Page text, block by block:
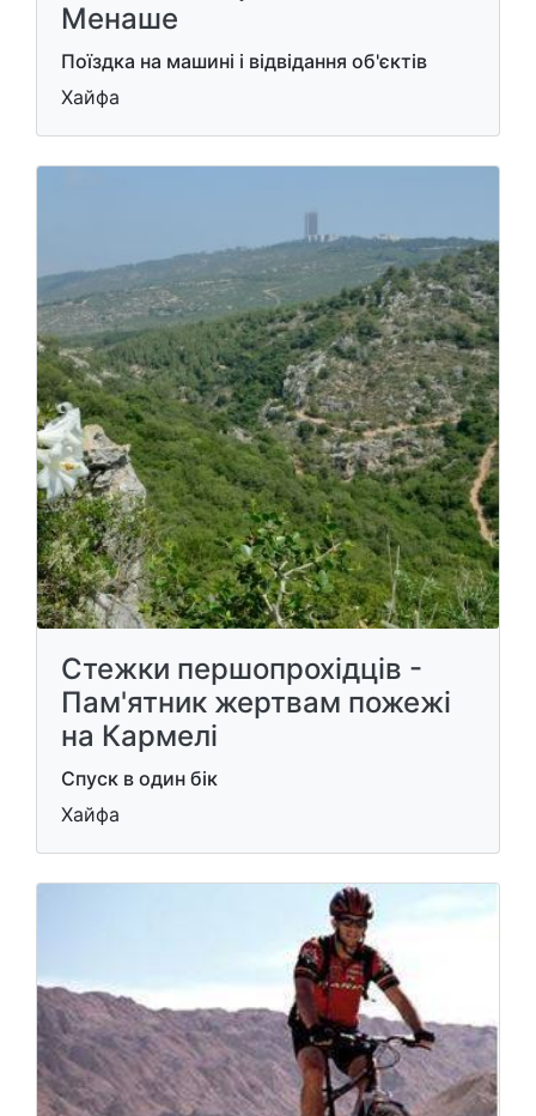
Менаше
Поїздка на машині і відвідання об'єктів
Хайфа
Стежки першопрохідців -
Пам'ятник жертвам пожежі
на Кармелі
Спуск в один бік
Хайфа